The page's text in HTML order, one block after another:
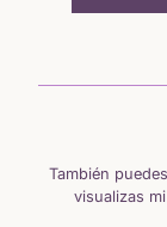
También
visualizas